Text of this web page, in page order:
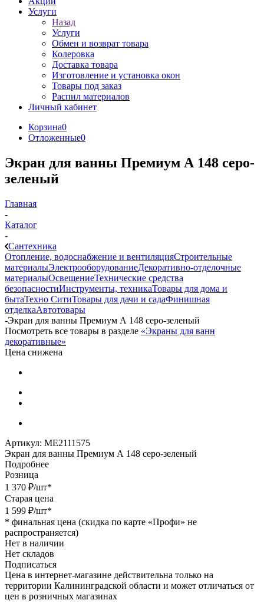
Услуги
Назад
Услуги
Обмен и возврат товара
Колеровка
Доставка товара
Изготовление и установка окон
Товары под заказ
Распил материалов
Личный кабинет
Корзина0
Отложенные0
Экран для ванны Премиум А 148 серо-
зеленый
Главная
-
Каталог
-
Сантехника
Отопление, водоснабжение и вентиляцияСтроительные
материалыЭлектрооборудованиеДекоративно-отделочные
материалыОсвещениеТехнические средства
безопасностиИнструменты, техникаТовары для дома и
бытаТехно СитиТовары для дачи и садаФинишная
отделкаАвтотовары
-Экран для ванны Премиум А 148 серо-зеленый
Посмотреть все товары в разделе «Экраны для ванн
декоративные»
Цена снижена
Артикул: МЕ2111575
Экран для ванны Премиум А 148 серо-зеленый
Подробнее
Розница
1 370 ₽/шт*
Старая цена
1 599 ₽/шт*
* финальная цена (скидка по карте «Профи» не
распространяется)
Нет в наличии
Нет складов
Подписаться
Цена в интернет-магазине действительна только на
территории Калининградской области и может отличаться от
цен в розничных магазинах